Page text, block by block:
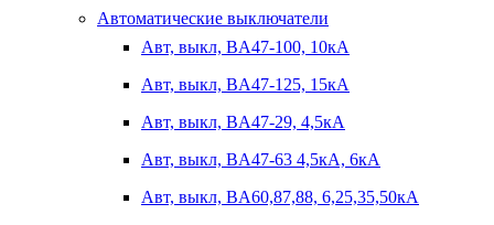
Автоматические выключатели
Авт, выкл, BA47-100, 10кА
Авт, выкл, BA47-125, 15кА
Авт, выкл, BA47-29, 4,5кА
Авт, выкл, BA47-63 4,5кА, 6кА
Авт, выкл, BA60,87,88, 6,25,35,50кА